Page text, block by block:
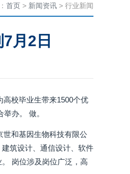
首页 > 新闻资讯 > 行业新闻
月2日
高校毕业生带来1500个优
办。 做。
世和基因生物科技有限公
筑设计、通信设计、软件
岗位涉及岗位广泛，高